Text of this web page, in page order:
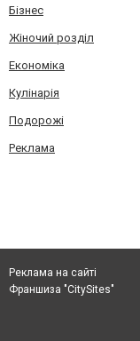
Бізнес
Жіночий розділ
Економіка
Кулінарія
Подорожі
Реклама
Реклама на сайті
Франшиза "CitySites"